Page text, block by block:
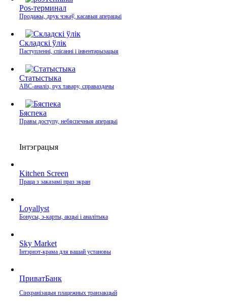
Pos-терминал
Продажы, друк чэкаў, касавыя аперацыі
Складскі ўлік
Паступленні, спісанні і інвентарызацыя
Статыстыка
ABC-аналіз, рух тавару, справаздачы
Бяспека
Правы доступу, небяспечныя аперацыі
Інтэграцыя
Kitchen Screen
Праца з заказамі праз экран
Loyallyst
Бонусы, э‑карты, акцыі і аналітыка
Sky Market
Інтэрнэт‑крама для вашай установы
ПриватБанк
Сінхранізацыя плацежных транзакцый